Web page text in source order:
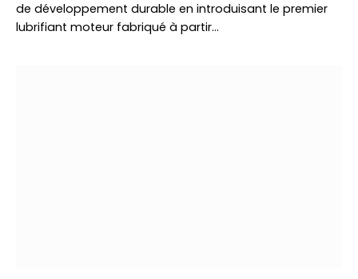
de développement durable en introduisant le premier
lubrifiant moteur fabriqué à partir…